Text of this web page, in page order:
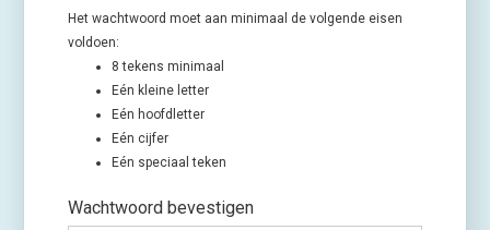
Het wachtwoord moet aan minimaal de volgende eisen
voldoen:
8 tekens minimaal
Eén kleine letter
Eén hoofdletter
Eén cijfer
Eén speciaal teken
Wachtwoord bevestigen